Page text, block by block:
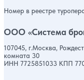
Номер в реестре
ООО «Система
107045, г.Москва,
комната 30
ИНН 7725851033 КПП